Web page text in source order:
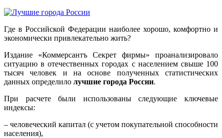
Где в Российской Федерации наиболее хорошо, комфортно и
экономически привлекательно жить?
Издание «Коммерсантъ Секрет фирмы» проанализировало
ситуацию в отечественных городах с населением свыше 100
тысяч человек и на основе полученных статистических
данных определило лучшие города России.
При расчете были использованы следующие ключевые
индексы:
– человеческий капитал (с учетом покупательной способности
населения),